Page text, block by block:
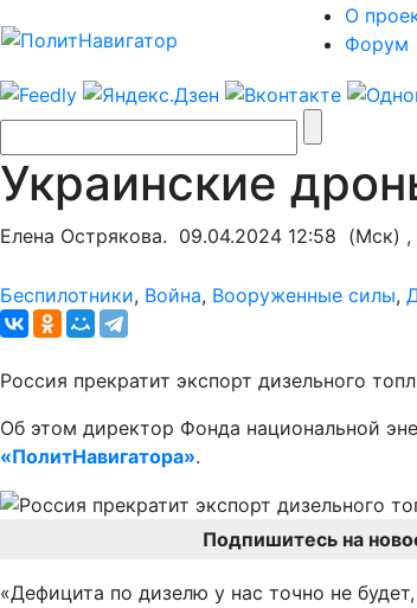
О
Форум
Украинские
Елена Острякова. 09.04.2024 12:58 (Мск) ,
Беспилотники, Война, Вооруженные силы,
Россия прекратит экспорт дизельного
Об этом директор Фонда национальной
«ПолитНавигатора».
Подпишитесь на
«Дефицита по дизелю у нас точно не